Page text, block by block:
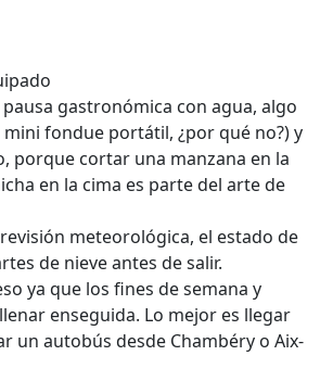
gastronómica con agua, algo
fondue portátil, ¿por qué no?) y
porque cortar una manzana en la
en la cima es parte del arte de
meteorológica, el estado de
de nieve antes de salir.
ya que los fines de semana y
enseguida. Lo mejor es llegar
un autobús desde Chambéry o Aix-